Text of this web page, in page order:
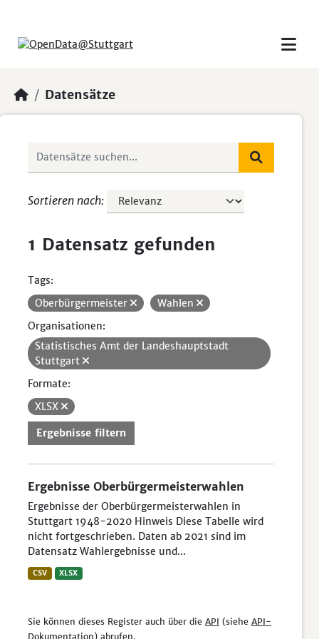
Datensätze
Sortieren nach
1 Datensatz gefunden
Tags:
Oberbürgermeister
Wahlen
Organisationen:
Statistisches Amt der Landeshauptstadt
Stuttgart
Formate:
XLSX
Ergebnisse filtern
Ergebnisse Oberbürgermeisterwahlen
Ergebnisse der Oberbürgermeisterwahlen in
Stuttgart 1948-2020 Hinweis Diese Tabelle wird
nicht fortgeschrieben. Daten ab 2021 sind im
Datensatz Wahlergebnisse und...
CSV XLSX
Sie können dieses Register auch über die API (siehe API-
Dokumentation) abrufen.